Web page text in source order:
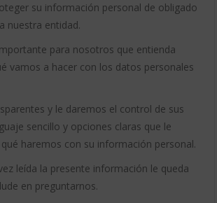
su información personal de obligado
nuestra entidad.
para nosotros que entienda
vamos a hacer con los datos personales
y le daremos el control de sus
sencillo y opciones claras que le
haremos con su información personal.
leída la presente información le queda
en preguntarnos.